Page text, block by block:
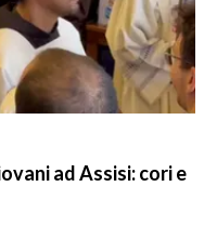
ad Assisi: cori e